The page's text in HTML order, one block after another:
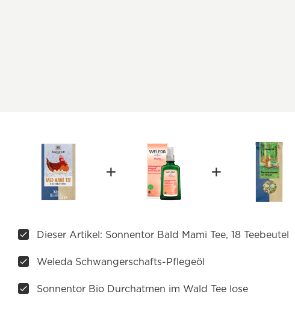
Dieser Artikel: Sonnentor Bald Mami Tee, 18 Teebeutel
Weleda Schwangerschafts-Pflegeöl
Sonnentor Bio Durchatmen im Wald Tee lose